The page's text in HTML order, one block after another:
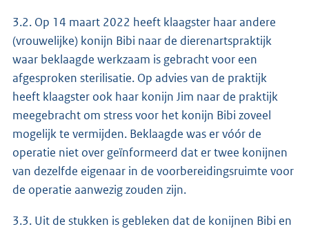
3.2. Op 14 maart 2022 heeft klaagster haar andere
(vrouwelijke) konijn Bibi naar de dierenartspraktijk
waar beklaagde werkzaam is gebracht voor een
afgesproken sterilisatie. Op advies van de praktijk
heeft klaagster ook haar konijn Jim naar de praktijk
meegebracht om stress voor het konijn Bibi zoveel
mogelijk te vermijden. Beklaagde was er vóór de
operatie niet over geïnformeerd dat er twee konijnen
van dezelfde eigenaar in de voorbereidingsruimte voor
de operatie aanwezig zouden zijn.
3.3. Uit de stukken is gebleken dat de konijnen Bibi en